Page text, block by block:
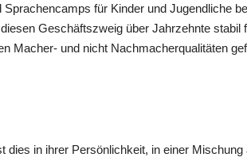
für Kinder und Jugendliche
Geschäftszweig über Jahrzehnte stabil
Macher- und nicht Nachmacherqualitäten
in ihrer Persönlichkeit, in einer Mischung